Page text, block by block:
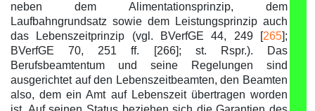
neben dem Alimentationsprinzip, dem
Laufbahngrundsatz sowie dem Leistungsprinzip auch
das Lebenszeitprinzip (vgl. BVerfGE 44, 249 [265];
BVerfGE 70, 251 ff. [266]; st. Rspr.). Das
Berufsbeamtentum und seine Regelungen sind
ausgerichtet auf den Lebenszeitbeamten, den Beamten
also, dem ein Amt auf Lebenszeit übertragen worden